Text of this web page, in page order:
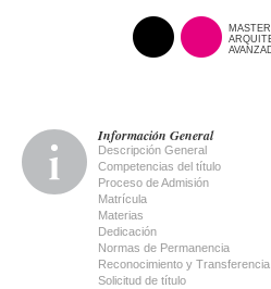
Información General
Descripción General
Competencias del título
Proceso de Admisión
Matrícula
Materias
Dedicación
Normas de Permanencia
Reconocimiento y
Solicitud de título